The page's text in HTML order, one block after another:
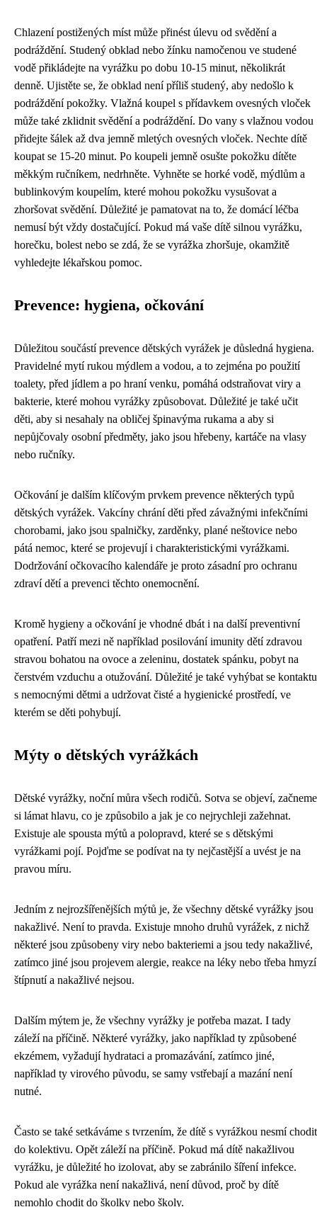
Chlazení postižených míst může přinést úlevu od svědění a
podráždění. Studený obklad nebo žínku namočenou ve studené
vodě přikládejte na vyrážku po dobu 10-15 minut, několikrát
denně. Ujistěte se, že obklad není příliš studený, aby nedošlo k
podráždění pokožky. Vlažná koupel s přídavkem ovesných vloček
může také zklidnit svědění a podráždění. Do vany s vlažnou vodou
přidejte šálek až dva jemně mletých ovesných vloček. Nechte dítě
koupat se 15-20 minut. Po koupeli jemně osušte pokožku dítěte
měkkým ručníkem, nedrhněte. Vyhněte se horké vodě, mýdlům a
bublinkovým koupelím, které mohou pokožku vysušovat a
zhoršovat svědění. Důležité je pamatovat na to, že domácí léčba
nemusí být vždy dostačující. Pokud má vaše dítě silnou vyrážku,
horečku, bolest nebo se zdá, že se vyrážka zhoršuje, okamžitě
vyhledejte lékařskou pomoc.
Prevence: hygiena, očkování
Důležitou součástí prevence dětských vyrážek je důsledná hygiena.
Pravidelné mytí rukou mýdlem a vodou, a to zejména po použití
toalety, před jídlem a po hraní venku, pomáhá odstraňovat viry a
bakterie, které mohou vyrážky způsobovat. Důležité je také učit
děti, aby si nesahaly na obličej špinavýma rukama a aby si
nepůjčovaly osobní předměty, jako jsou hřebeny, kartáče na vlasy
nebo ručníky.
Očkování je dalším klíčovým prvkem prevence některých typů
dětských vyrážek. Vakcíny chrání děti před závažnými infekčními
chorobami, jako jsou spalničky, zarděnky, plané neštovice nebo
pátá nemoc, které se projevují i charakteristickými vyrážkami.
Dodržování očkovacího kalendáře je proto zásadní pro ochranu
zdraví dětí a prevenci těchto onemocnění.
Kromě hygieny a očkování je vhodné dbát i na další preventivní
opatření. Patří mezi ně například posilování imunity dětí zdravou
stravou bohatou na ovoce a zeleninu, dostatek spánku, pobyt na
čerstvém vzduchu a otužování. Důležité je také vyhýbat se kontaktu
s nemocnými dětmi a udržovat čisté a hygienické prostředí, ve
kterém se děti pohybují.
Mýty o dětských vyrážkách
Dětské vyrážky, noční můra všech rodičů. Sotva se objeví, začneme
si lámat hlavu, co je způsobilo a jak je co nejrychleji zažehnat.
Existuje ale spousta mýtů a polopravd, které se s dětskými
vyrážkami pojí. Pojďme se podívat na ty nejčastější a uvést je na
pravou míru.
Jedním z nejrozšířenějších mýtů je, že všechny dětské vyrážky jsou
nakažlivé. Není to pravda. Existuje mnoho druhů vyrážek, z nichž
některé jsou způsobeny viry nebo bakteriemi a jsou tedy nakažlivé,
zatímco jiné jsou projevem alergie, reakce na léky nebo třeba hmyzí
štípnutí a nakažlivé nejsou.
Dalším mýtem je, že všechny vyrážky je potřeba mazat. I tady
záleží na příčině. Některé vyrážky, jako například ty způsobené
ekzémem, vyžadují hydrataci a promazávání, zatímco jiné,
například ty virového původu, se samy vstřebají a mazání není
nutné.
Často se také setkáváme s tvrzením, že dítě s vyrážkou nesmí chodit
do kolektivu. Opět záleží na příčině. Pokud má dítě nakažlivou
vyrážku, je důležité ho izolovat, aby se zabránilo šíření infekce.
Pokud ale vyrážka není nakažlivá, není důvod, proč by dítě
nemohlo chodit do školky nebo školy.